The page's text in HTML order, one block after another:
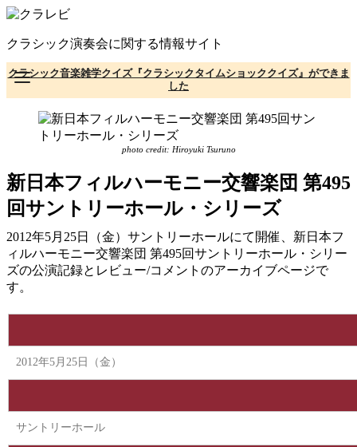
コ
テ
ン
ツ
へ
クラシック演奏会に関する情報サイト
クラシック音楽雑学クイズ『クラシックタイムショッククイズ』ができま
した
photo credit: Hiroyuki Tsuruno
新日本フィルハーモニー交響楽団 第495
回サントリーホール・シリーズ
2012年5月25日（金）サントリーホールにて開催、新日本フ
ィルハーモニー交響楽団 第495回サントリーホール・シリー
ズの公演記録とレビュー/コメントのアーカイブページで
す。
2012年5月25日（金）
サントリーホール